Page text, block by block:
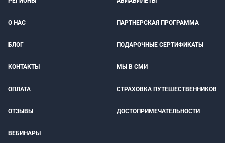
О НАС ПАРТНЕРСКАЯ ПРОГРАММА
БЛОГ ПОДАРОЧНЫЕ СЕРТИФИКАТЫ
КОНТАКТЫ МЫ В СМИ
ОПЛАТА СТРАХОВКА ПУТЕШЕСТВЕННИКОВ
ОТЗЫВЫ ДОСТОПРИМЕЧАТЕЛЬНОСТИ
ВЕБИНАРЫ